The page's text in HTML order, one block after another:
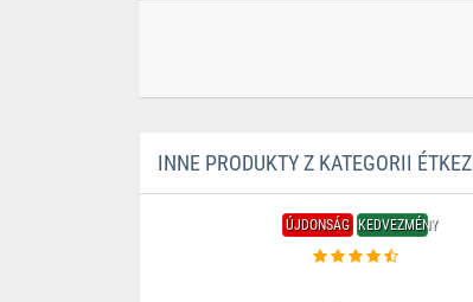
INNE PRODUKTY Z KATEGORII
ÚJDONSÁG KEDVEZMÉNY